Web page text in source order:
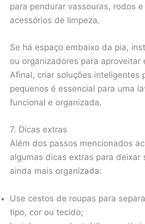
para pendurar vassouras, rodos
acessórios de limpeza.
Se há espaço embaixo da pia,
ou organizadores para aproveitar
Afinal, criar soluções inteligentes
pequenos é essencial para uma
funcional e organizada.
7. Dicas extras
Além dos passos mencionados
algumas dicas extras para deixar
ainda mais organizada:
Use cestos de roupas para
tipo, cor ou tecido;